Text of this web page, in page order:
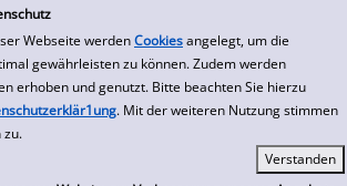
Webseite werden Cookies angelegt, um die
gewährleisten zu können. Zudem werden
erhoben und genutzt. Bitte beachten Sie hierzu
. Mit der weiteren Nutzung stimmen
zu.